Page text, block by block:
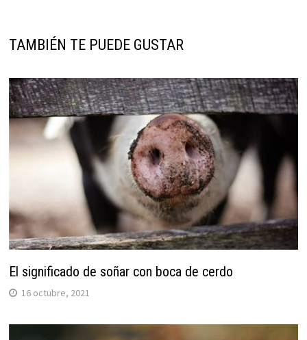
TAMBIÉN TE PUEDE GUSTAR
El significado de soñar con boca de cerdo
16 octubre, 2021